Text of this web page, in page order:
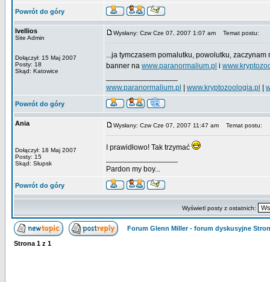
Powrót do góry
Ivellios
Site Admin
Dołączył: 15 Maj 2007
Posty: 18
Skąd: Katowice
Wysłany: Czw Cze 07, 2007 1:07 am Temat postu:
...ja tymczasem pomalutku, powolutku,
banner na www.paranormalium.pl i
www.paranormalium.pl
www.kryptozoologia.pl
Powrót do góry
Ania
Dołączył: 18 Maj 2007
Posty: 15
Skąd: Słupsk
Wysłany: Czw Cze 07, 2007 11:47 am Temat postu:
I prawidłowo! Tak trzymać
Pardon my boy...
Powrót do góry
Wyświetl posty z ostatnich:
Forum Glenn Miller - forum dyskusyjne
Strona 1 z 1